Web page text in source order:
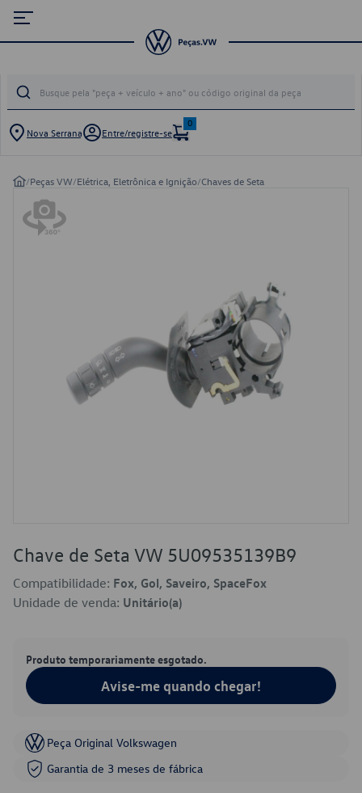
Nova Serrana Entre/registre-se
0
/Peças VW/Elétrica, Eletrônica e Ignição/Chaves de Seta
Chave de Seta VW 5U09535139B9
Compatibilidade: Fox, Gol, Saveiro, SpaceFox
Unidade de venda: Unitário(a)
Produto temporariamente esgotado.
Avise-me quando chegar!
Peça Original Volkswagen
Garantia de 3 meses de fábrica